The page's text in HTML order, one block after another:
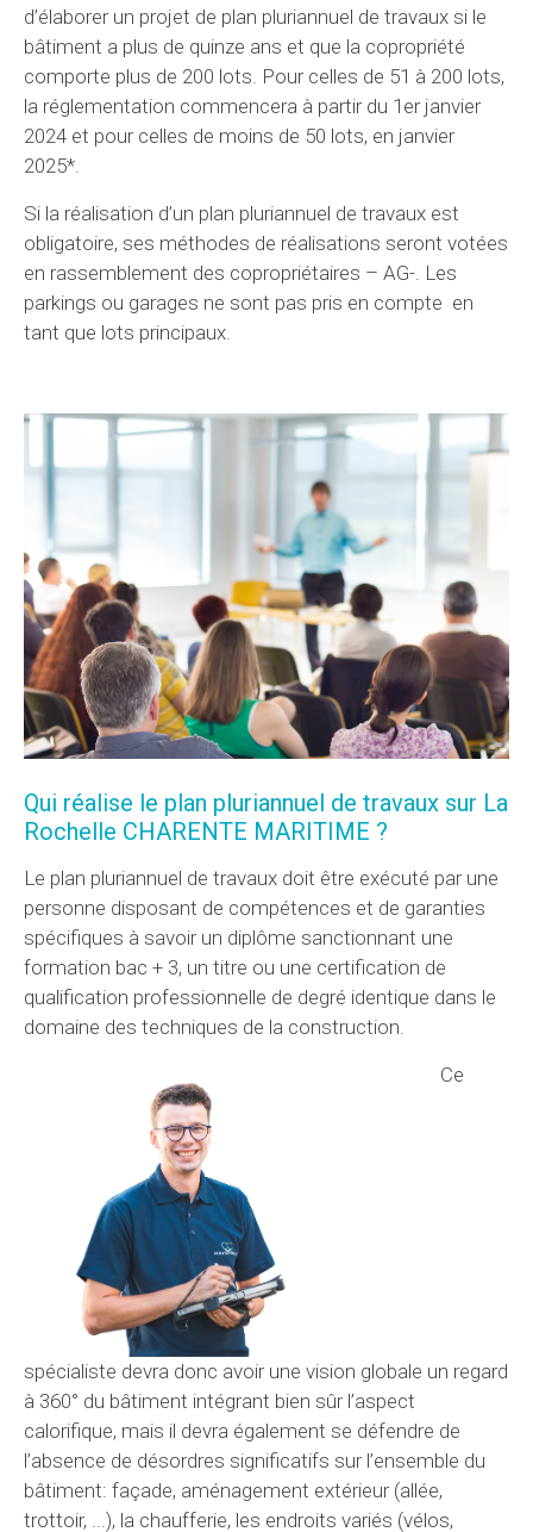
d’élaborer un projet de plan pluriannuel de travaux si le
bâtiment a plus de quinze ans et que la copropriété
comporte plus de 200 lots. Pour celles de 51 à 200 lots,
la réglementation commencera à partir du 1er janvier
2024 et pour celles de moins de 50 lots, en janvier
2025*.
Si la réalisation d’un plan pluriannuel de travaux est
obligatoire, ses méthodes de réalisations seront votées
en rassemblement des copropriétaires – AG-. Les
parkings ou garages ne sont pas pris en compte en
tant que lots principaux.
Qui réalise le plan pluriannuel de travaux sur La
Rochelle CHARENTE MARITIME ?
Le plan pluriannuel de travaux doit être exécuté par une
personne disposant de compétences et de garanties
spécifiques à savoir un diplôme sanctionnant une
formation bac + 3, un titre ou une certification de
qualification professionnelle de degré identique dans le
domaine des techniques de la construction.
Ce
spécialiste devra donc avoir une vision globale un regard
à 360° du bâtiment intégrant bien sûr l’aspect
calorifique, mais il devra également se défendre de
l’absence de désordres significatifs sur l’ensemble du
bâtiment: façade, aménagement extérieur (allée,
trottoir, ...), la chaufferie, les endroits variés (vélos,